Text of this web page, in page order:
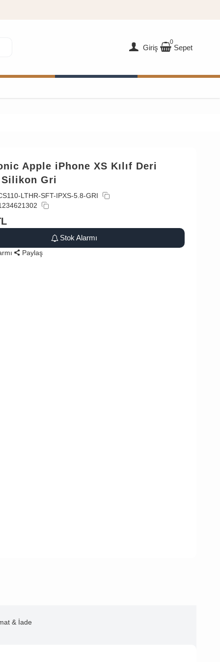
Giriş
0
Sepet
Apple iPhone XS Kılıf Deri
Gri
LTHR-SFT-IPXS-5.8-GRI
Stok Alarmı
Paylaş
& İade